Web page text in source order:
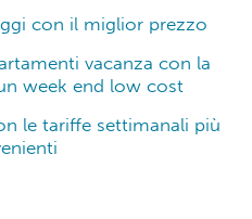
con il miglior prezzo
vacanza con la
week end low cost
le tariffe settimanali più